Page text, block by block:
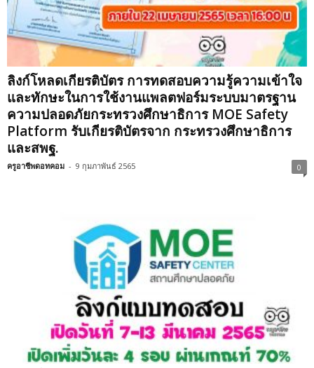
ลิงก์โหลดเกียรติบัตร การทดสอบความรู้ความเข้าใจ
และทักษะในการใช้งานแพลตฟอร์มระบบมาตรฐาน
ความปลอดภัยกระทรวงศึกษาธิการ MOE Safety
Platform รับเกียรติบัตรจาก กระทรวงศึกษาธิการ
และสพฐ.
ครูอาชีพดอทคอม - 9 กุมภาพันธ์ 2565 0